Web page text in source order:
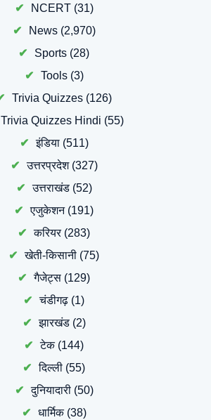
NCERT(31)
News(2,970)
Sports (28)
Tools(3)
Trivia Quizzes (126)
Trivia Quizzes Hindi (55)
इंडिया(511)
उत्तरप्रदेश(327)
उत्तराखंड(52)
एजुकेशन(191)
करियर(283)
खेती-किसानी (75)
गैजेट्स (129)
चंडीगढ़ (1)
झारखंड(2)
टेक(144)
दिल्ली (55)
दुनियादारी(50)
धार्मिक(38)